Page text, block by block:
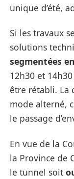
unique d’été,
Si les travaux
solutions
segmentées
12h30 et
être rétabli. La
mode alterné,
le passage
En vue de la
la Province de
le tunnel soit